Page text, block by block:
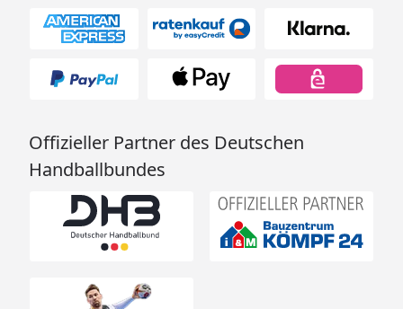
Offizieller Partner des Deutschen
Handballbundes